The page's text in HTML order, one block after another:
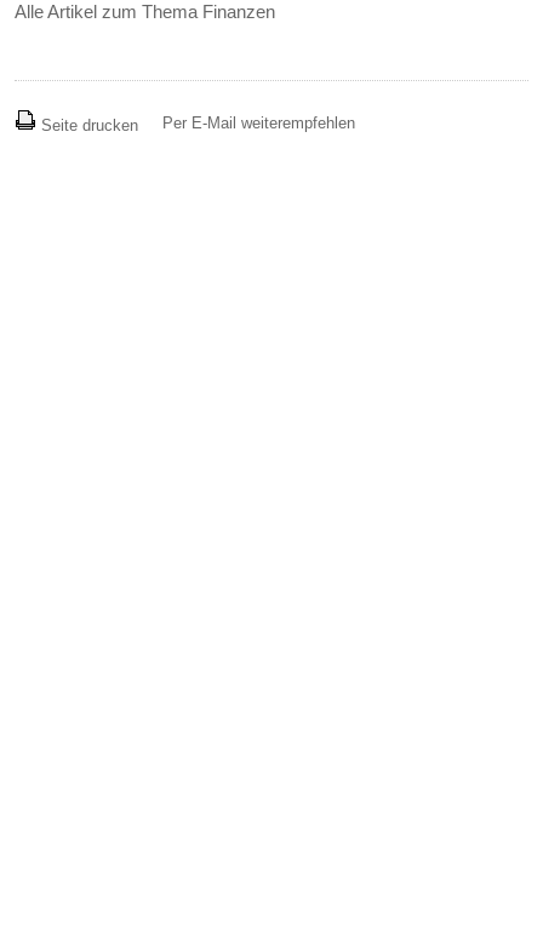
Alle Artikel zum Thema Finanzen
Seite drucken Per E-Mail weiterempfehlen